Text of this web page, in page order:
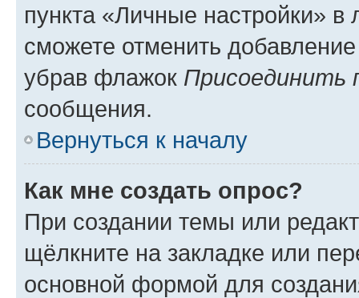
пункта «Личные настройки»
сможете отменить
убрав флажок Присоединить
сообщения.
Вернуться к началу
Как мне создать опрос?
При создании темы или
щёлкните на закладке или
основной формой для